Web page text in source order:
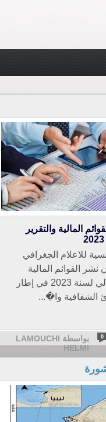
المالية والتقرير
للاعلام الجغرافي
نشر القوائم المالية
والتقرير المالي لسنة 2023 في إطار
الشفافية وا�...
بواسطة LAMOUCHI
HELMI
0